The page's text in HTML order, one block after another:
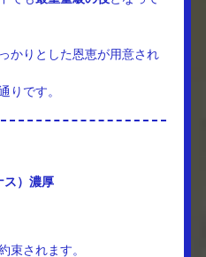
かりとした恩恵が用意され
りです。
ス）濃厚
束されます。